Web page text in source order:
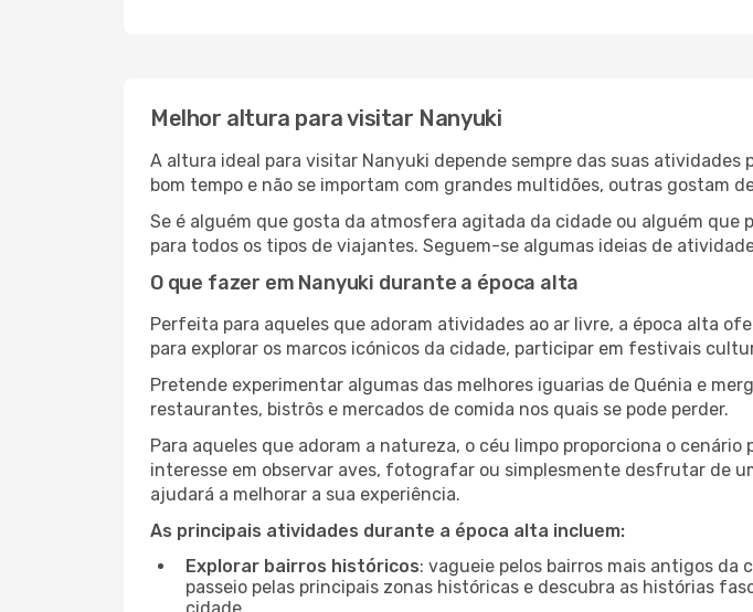
Melhor altura para visitar Nanyuki
A altura ideal para visitar Nanyuki depende sempre das suas
bom tempo e não se importam com grandes multidões, outras gostam
Se é alguém que gosta da atmosfera agitada da cidade ou alguém
para todos os tipos de viajantes. Seguem-se algumas ideias de
O que fazer em Nanyuki durante a época alta
Perfeita para aqueles que adoram atividades ao ar livre, a época alta
para explorar os marcos icónicos da cidade, participar em festivais
Pretende experimentar algumas das melhores iguarias de Quénia e
restaurantes, bistrôs e mercados de comida nos quais se pode perder.
Para aqueles que adoram a natureza, o céu limpo proporciona o
interesse em observar aves, fotografar ou simplesmente desfrutar de
ajudará a melhorar a sua experiência.
As principais atividades durante a época alta incluem:
Explorar bairros históricos: vagueie pelos bairros mais antigos
passeio pelas principais zonas históricas e descubra as histórias